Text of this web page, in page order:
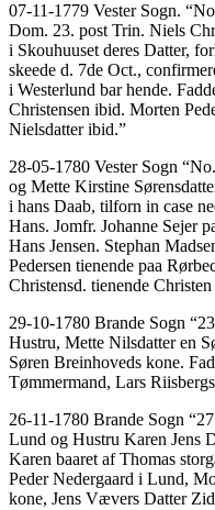
07-11-1779 Vester Sogn.
Dom. 23. post Trin. Niels
i Skouhuuset deres Datter,
skeede d. 7de Oct.,
i Westerlund bar hende.
Christensen ibid. Morten
Nielsdatter ibid.”
28-05-1780 Vester Sogn
og Mette Kirstine
i hans Daab, tilforn in case
Hans. Jomfr. Johanne Sejer
Hans Jensen. Stephan
Pedersen tienende paa
Christensd. tienende
29-10-1780 Brande Sogn
Hustru, Mette Nilsdatter en
Søren Breinhoveds kone.
Tømmermand, Lars
26-11-1780 Brande Sogn
Lund og Hustru Karen Jens
Karen baaret af Thomas
Peder Nedergaard i Lund,
kone, Jens Vævers Datter